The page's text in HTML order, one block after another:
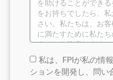
私は、FPIが私の情
ションを開発し、問い